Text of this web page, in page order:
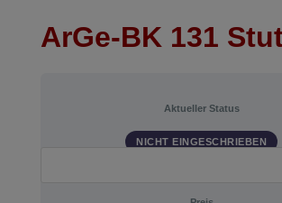
ArGe-BK 131
Aktueller Status
NICHT EINGESCHRIEBEN